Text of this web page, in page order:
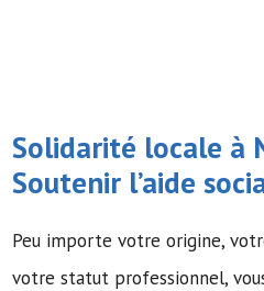
Solidarité locale à
Soutenir l’aide
Peu importe votre origine,
votre statut professionnel,